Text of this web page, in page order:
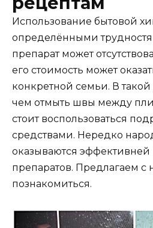
Использование бытовой
определёнными
препарат может
его стоимость может
конкретной семьи. В
чем отмыть швы между
стоит воспользоваться
средствами. Нередко
оказываются
препаратов. Предлагаем с
познакомиться.